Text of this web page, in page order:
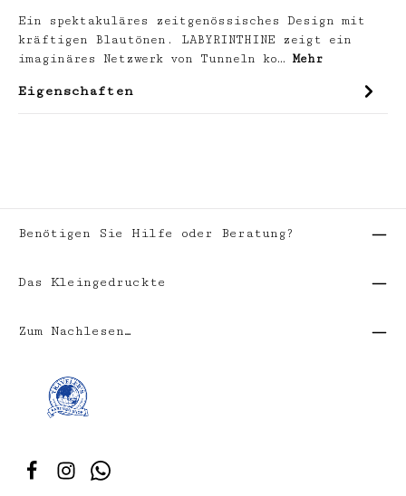
Ein spektakuläres zeitgenössisches Design mit
kräftigen Blautönen. LABYRINTHINE zeigt ein
imaginäres Netzwerk von Tunneln ko… Mehr
Eigenschaften
Benötigen Sie Hilfe oder Beratung?
Das Kleingedruckte
Zum Nachlesen…